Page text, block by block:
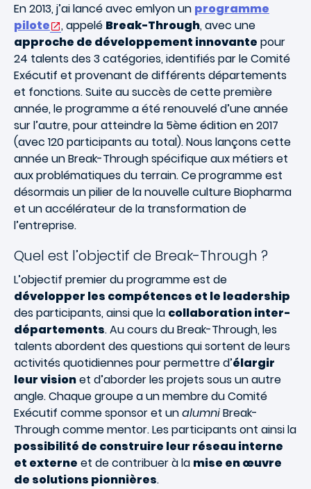
En 2013, j’ai lancé avec emlyon un programme
pilote
, appelé Break-Through, avec une
approche de développement innovante pour
24 talents des 3 catégories, identifiés par le Comité
Exécutif et provenant de différents départements
et fonctions. Suite au succès de cette première
année, le programme a été renouvelé d’une année
sur l’autre, pour atteindre la 5ème édition en 2017
(avec 120 participants au total). Nous lançons cette
année un Break-Through spécifique aux métiers et
aux problématiques du terrain. Ceprogramme est
désormais un pilier de la nouvelle culture Biopharma
et un accélérateur de la transformation de
l’entreprise.
Quel est l’objectif de Break-Through ?
L’objectif premier du programme est de
développer les compétences et le leadership
des participants, ainsi que la collaboration inter-
départements. Au cours du Break-Through, les
talents abordent des questions qui sortent de leurs
activités quotidiennes pour permettre d’élargir
leur visionet d’aborder les projets sous un autre
angle. Chaque groupe a un membre du Comité
Exécutif comme sponsor et unalumniBreak-
Through comme mentor. Les participants ont ainsi la
possibilité de construire leur réseau interne
et externe et de contribuer à la mise en œuvre
de solutions pionnières.